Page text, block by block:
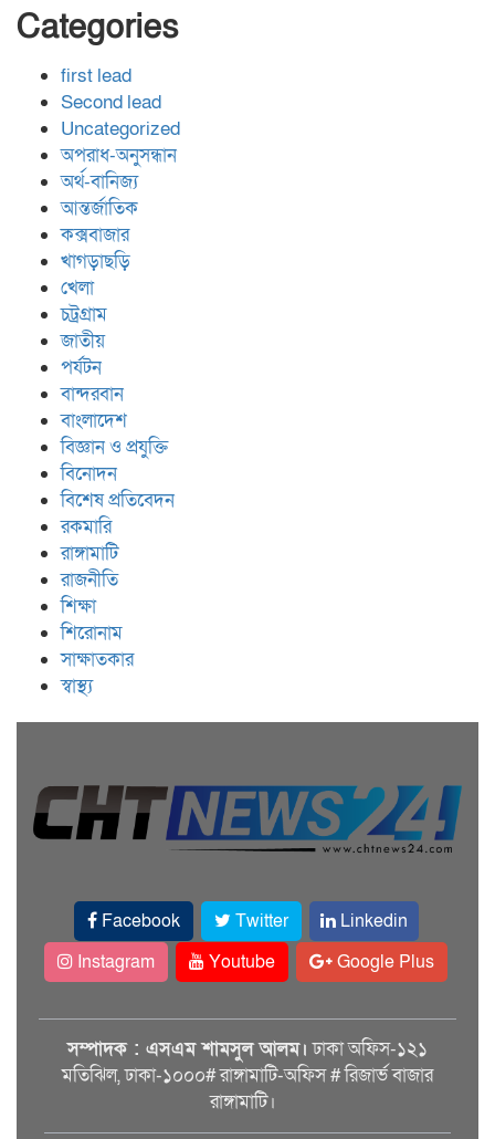
Categories
first lead
Second lead
Uncategorized
অপরাধ-অনুসন্ধান
অর্থ-বানিজ্য
আন্তর্জাতিক
কক্সবাজার
খাগড়াছড়ি
খেলা
চট্রগ্রাম
জাতীয়
পর্যটন
বান্দরবান
বাংলাদেশ
বিজ্ঞান ও প্রযুক্তি
বিনোদন
বিশেষ প্রতিবেদন
রকমারি
রাঙ্গামাটি
রাজনীতি
শিক্ষা
শিরোনাম
সাক্ষাতকার
স্বাস্থ্য
Facebook Twitter
Linkedin
Instagram
Youtube Google Plus
সম্পাদক : এসএম শামসুল আলম। ঢাকা অফিস-১২১
মতিঝিল, ঢাকা-১০০০# রাঙ্গামাটি-অফিস # রিজার্ভ বাজার
রাঙ্গামাটি।